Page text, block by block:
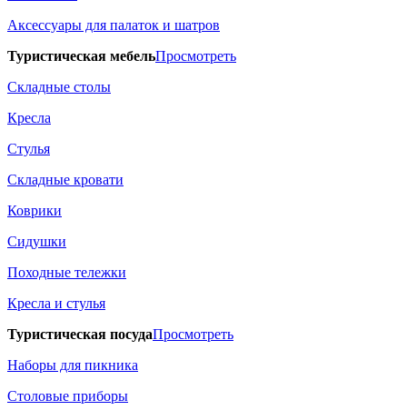
Аксессуары для палаток и шатров
Туристическая мебельПросмотреть
Складные столы
Кресла
Стулья
Складные кровати
Коврики
Сидушки
Походные тележки
Кресла и стулья
Туристическая посудаПросмотреть
Наборы для пикника
Столовые приборы